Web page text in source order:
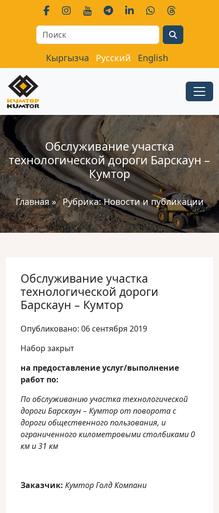
Кыргызча Русский English
Обслуживание участка
технологической дороги Барскаун –
Кумтор
Главная» Рубрика:Новости и публикации
Обслуживание участка
технологической дороги
Барскаун – Кумтор
Опубликовано: 06 сентября 2019
Набор закрыт
на предоставление услуг/выполнение
работ по:
По обслуживанию участка технологической
дороги Барскаун – Кумтор от поворота с
дороги общественного пользования, и
ограниченного километровыми столбиками 0
км и 31 км
Заказчик: Кумтор Голд Компани